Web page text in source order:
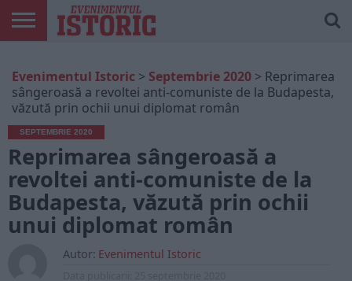
ONLINE
EDIȚII
TIPĂRITE
ISTORIC
PLAY
CONTUL
MEU
Evenimentul Istoric > Septembrie 2020 > Reprimarea
sângeroasă a revoltei anti-comuniste de la Budapesta,
văzută prin ochii unui diplomat român
SEPTEMBRIE 2020
Reprimarea sângeroasă a
revoltei anti-comuniste de la
Budapesta, văzută prin ochii
unui diplomat român
Autor: Evenimentul Istoric